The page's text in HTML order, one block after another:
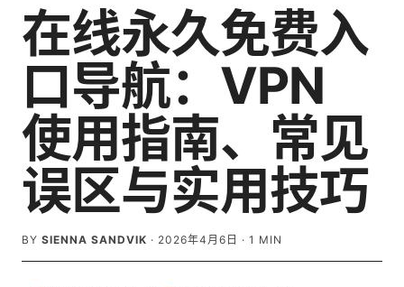
在线永久免费入
口导航：VPN
使用指南、常见
误区与实用技巧
BY SIENNA SANDVIK · 2026年4月6日 · 1 MIN